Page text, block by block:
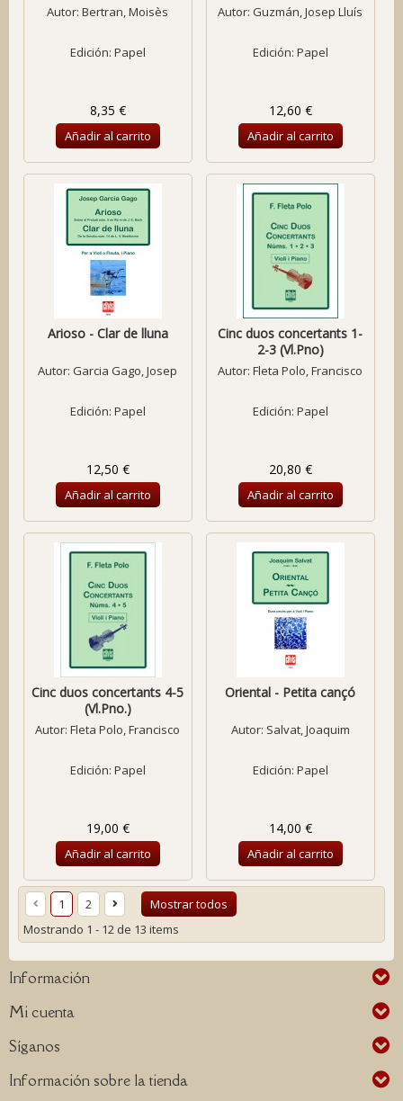
Autor:Bertran, Moisès
Edición: Papel
8,35 €
Añadir al carrito
Autor: Guzmán, Josep Lluís
Edición: Papel
12,60 €
Añadir al carrito
Arioso - Clar de lluna
Autor: Garcia Gago, Josep
Edición: Papel
12,50 €
Añadir al carrito
Cinc duos concertants 1-
2-3 (Vl.Pno)
Autor:Fleta Polo, Francisco
Edición: Papel
20,80 €
Añadir al carrito
Cinc duos concertants 4-5
(Vl.Pno.)
Autor:Fleta Polo, Francisco
Edición: Papel
19,00 €
Añadir al carrito
Oriental - Petita cançó
Autor: Salvat, Joaquim
Edición: Papel
14,00 €
Añadir al carrito
Mostrar todos
1
2
Mostrando 1 - 12 de 13 items
Información
Mi cuenta
Síganos
Información sobre la tienda